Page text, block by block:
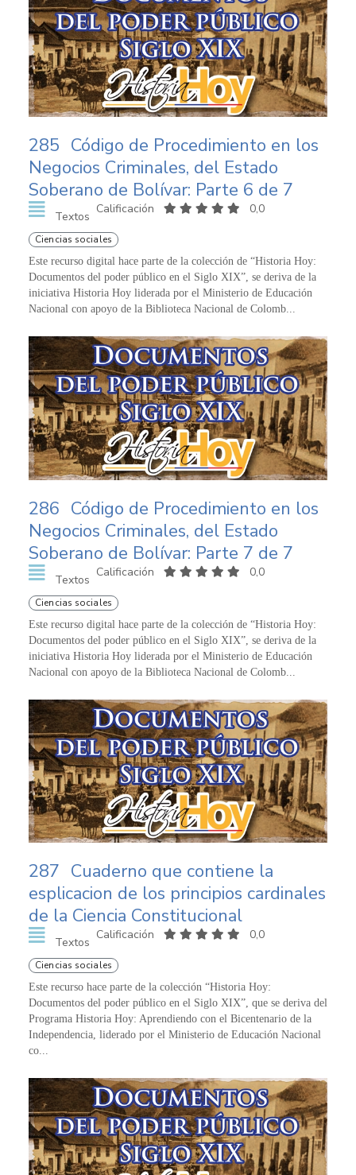
285 Código de Procedimiento en los
Negocios Criminales, del Estado
Soberano de Bolívar: Parte 6 de 7
Textos
Calificación 0,0
Ciencias sociales
Este recurso digital hace parte de la colección de “Historia Hoy:
Documentos del poder público en el Siglo XIX”, se deriva de la
iniciativa Historia Hoy liderada por el Ministerio de Educación
Nacional con apoyo de la Biblioteca Nacional de Colomb...
286 Código de Procedimiento en los
Negocios Criminales, del Estado
Soberano de Bolívar: Parte 7 de 7
Textos
Calificación 0,0
Ciencias sociales
Este recurso digital hace parte de la colección de “Historia Hoy:
Documentos del poder público en el Siglo XIX”, se deriva de la
iniciativa Historia Hoy liderada por el Ministerio de Educación
Nacional con apoyo de la Biblioteca Nacional de Colomb...
287 Cuaderno que contiene la
esplicacion de los principios cardinales
de la Ciencia Constitucional
Textos
Calificación 0,0
Ciencias sociales
Este recurso hace parte de la colección “Historia Hoy:
Documentos del poder público en el Siglo XIX”, que se deriva del
Programa Historia Hoy: Aprendiendo con el Bicentenario de la
Independencia, liderado por el Ministerio de Educación Nacional
co...